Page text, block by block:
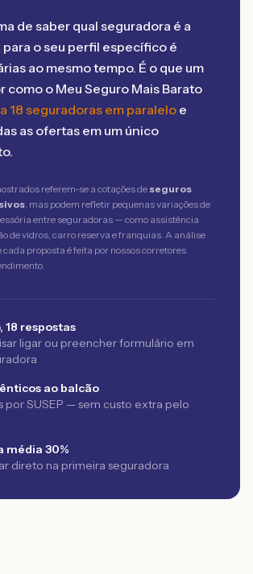
de saber qual seguradora é a
para o seu perfil específico é
ao mesmo tempo. É o que um
como o Meu Seguro Mais Barato
18 seguradoras em paralelo e
as ofertas em um único
referem-se a cotações de seguros
, mas podem refletir pequenas variações de
entre seguradoras — como assistência
de vidros, carro reserva e franquias. A análise
proposta é feita por nossos corretores
18 respostas
ligar ou preencher formulário em
ao balcão
por SUSEP — sem custo extra pelo
média 30%
direto na primeira seguradora